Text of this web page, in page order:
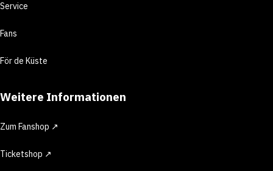
Service
Fans
För de Küste
Weitere Informationen
Zum Fanshop ↗
Ticketshop ↗